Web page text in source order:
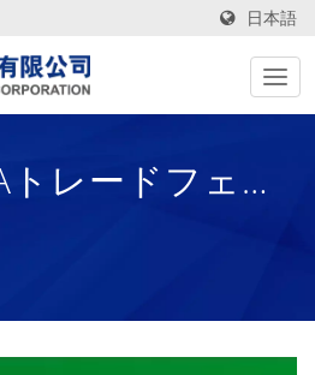
日本語
レードフェア
性能技術ファ
者 | Nam Liong